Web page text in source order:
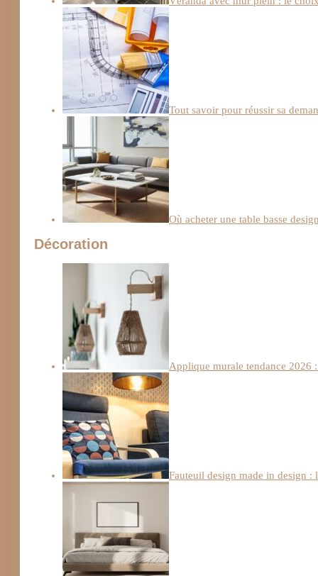
Tout savoir pour réussir sa
Où acheter une table basse
Décoration
Applique murale tendance 2026
Fauteuil design made in design